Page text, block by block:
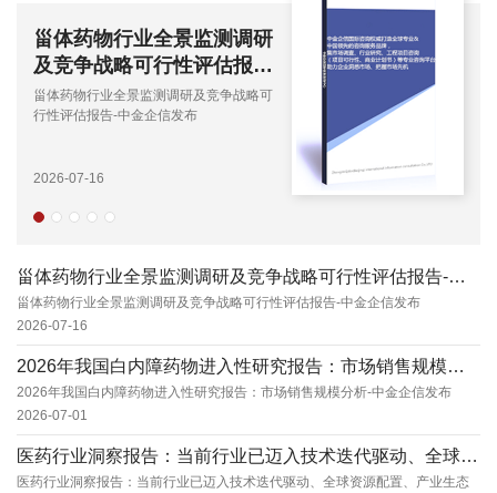
甾体药物行业全景监测调研
及竞争战略可行性评估报
告-中金企信发布
甾体药物行业全景监测调研及竞争战略可
行性评估报告-中金企信发布
2026-07-16
甾体药物行业全景监测调研及竞争战略可行性评估报告-中金企信发布
甾体药物行业全景监测调研及竞争战略可行性评估报告-中金企信发布
2026-07-16
2026年我国白内障药物进入性研究报告：市场销售规模分析-中金企信发布
2026年我国白内障药物进入性研究报告：市场销售规模分析-中金企信发布
2026-07-01
医药行业洞察报告：当前行业已迈入技术迭代驱动、全球资源配置、产业生态重构的深度变革期-中金...
医药行业洞察报告：当前行业已迈入技术迭代驱动、全球资源配置、产业生态